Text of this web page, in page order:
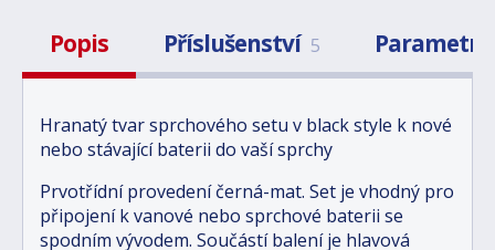
Popis Příslušenství 5 Parametry
Hranatý tvar sprchového setu v black style k nové
nebo stávající baterii do vaší sprchy
Prvotřídní provedení černá-mat. Set je vhodný pro
připojení k vanové nebo sprchové baterii se
spodním vývodem. Součástí balení je hlavová